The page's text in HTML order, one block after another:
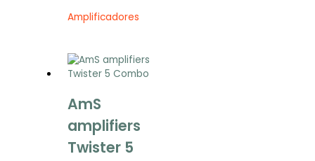
Amplificadores
AmS
amplifiers
Twister 5